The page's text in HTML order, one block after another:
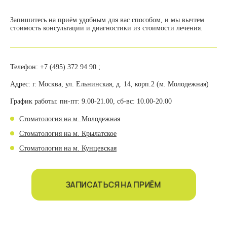
Запишитесь на приём удобным для вас способом, и мы вычтем
стоимость консультации и диагностики из стоимости лечения.
Телефон: +7 (495) 372 94 90 ;
Адрес: г. Москва, ул. Ельнинская, д. 14, корп.2 (м. Молодежная)
График работы: пн-пт: 9.00-21.00, сб-вс: 10.00-20.00
Стоматология на м. Молодежная
Стоматология на м. Крылатское
Стоматология на м. Кунцевская
ЗАПИСАТЬСЯ НА ПРИЁМ